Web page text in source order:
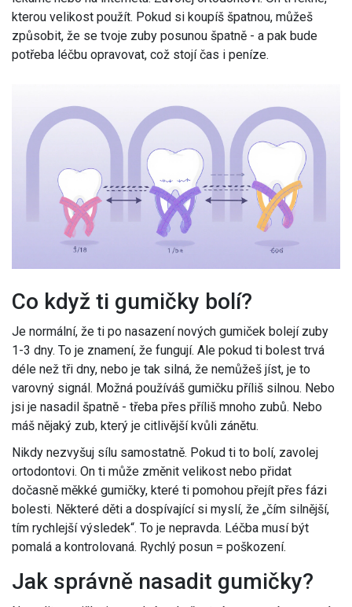
kterou velikost použít. Pokud si koupíš špatnou, můžeš
způsobit, že se tvoje zuby posunou špatně - a pak bude
potřeba léčbu opravovat, což stojí čas i peníze.
Co když ti gumičky bolí?
Je normální, že ti po nasazení nových gumiček bolejí zuby
1-3 dny. To je znamení, že fungují. Ale pokud ti bolest trvá
déle než tři dny, nebo je tak silná, že nemůžeš jíst, je to
varovný signál. Možná používáš gumičku příliš silnou. Nebo
jsi je nasadil špatně - třeba přes příliš mnoho zubů. Nebo
máš nějaký zub, který je citlivější kvůli zánětu.
Nikdy nezvyšuj sílu samostatně. Pokud ti to bolí, zavolej
ortodontovi. On ti může změnit velikost nebo přidat
dočasně měkké gumičky, které ti pomohou přejít přes fázi
bolesti. Některé děti a dospívající si myslí, že „čím silnější,
tím rychlejší výsledek“. To je nepravda. Léčba musí být
pomalá a kontrolovaná. Rychlý posun = poškození.
Jak správně nasadit gumičky?